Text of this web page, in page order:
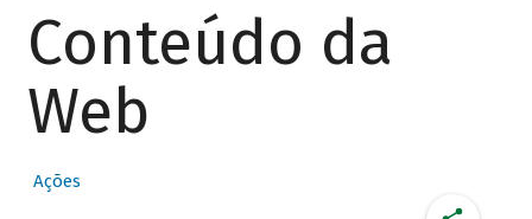
Conteúdo da
Web
Ações